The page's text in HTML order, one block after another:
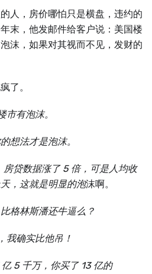
人，房价哪怕只是横盘，违约的
末，他发邮件给客户说：美国楼
沫，如果对其视而不见，发财的
了。
有泡沫。
想法才是泡沫。
贷数据涨了 5 倍，可是人均收
，这就是明显的泡沫啊。
格林斯潘还牛逼么？
我确实比他吊！
5 千万，你买了 13 亿的